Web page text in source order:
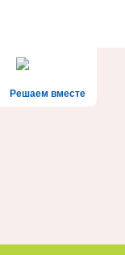
Решаем вместе